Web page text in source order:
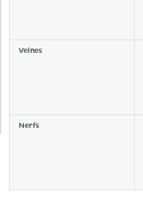
Veines
Nerfs